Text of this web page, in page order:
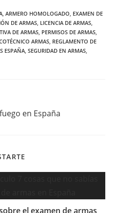
ARMERO HOMOLOGADO EXAMEN DE
DE ARMAS LICENCIA DE ARMAS
DE ARMAS PERMISOS DE ARMAS
ARMAS REGLAMENTO DE
ESPAÑA SEGURIDAD EN ARMAS
en España
el examen de armas